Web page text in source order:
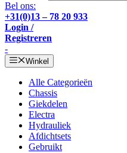
Bel ons:
+31(0)13 – 78 20 933
Login /
Registreren
-
Winkel
Alle Categorieën
Chassis
Giekdelen
Electra
Hydrauliek
Afdichtsets
Gebruikt